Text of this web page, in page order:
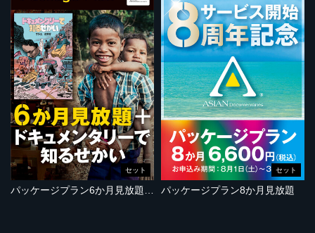
セット セット
パッケージプラン8か月見放題